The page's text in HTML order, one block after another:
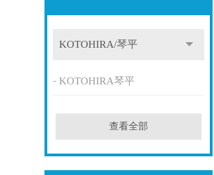
KOTOHIRA/琴平
KOTOHIRA琴平
查看全部